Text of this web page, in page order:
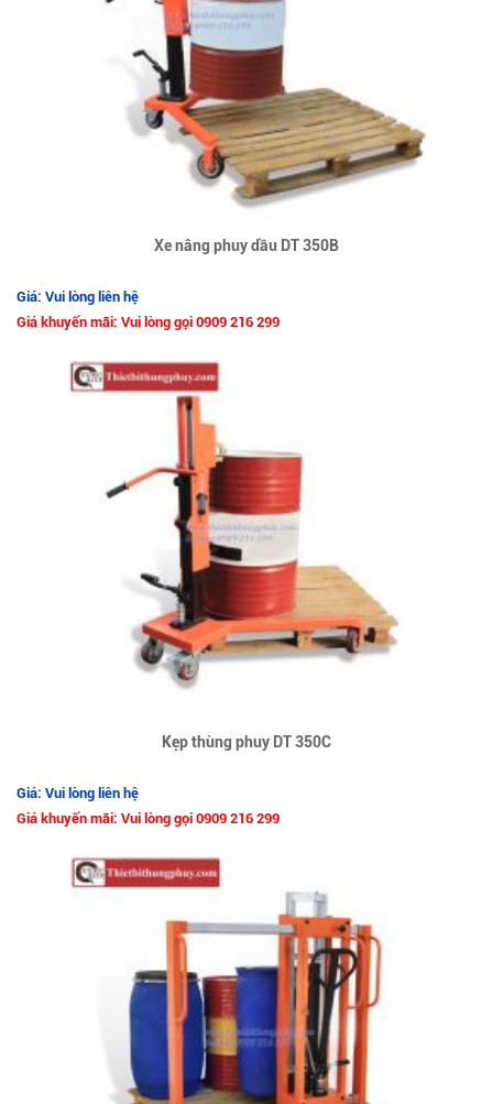
Xe nâng phuy dầu DT 350B
Giá: Vui lòng liên hệ
Giá khuyến mãi: Vui lòng gọi 0909 216 299
Kẹp thùng phuy DT 350C
Giá: Vui lòng liên hệ
Giá khuyến mãi: Vui lòng gọi 0909 216 299